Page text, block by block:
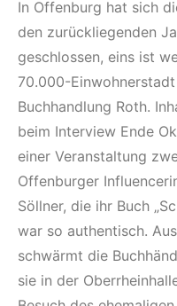
In Offenburg hat sich
den zurückliegenden
geschlossen, eins ist
70.000-
Buchhandlung Roth.
beim Interview Ende
einer Veranstaltung
Offenburger
Söllner, die ihr Buch
war so authentisch.
schwärmt die
sie in der